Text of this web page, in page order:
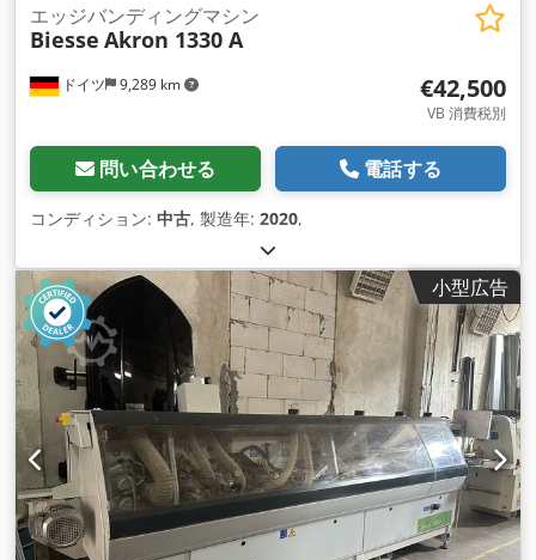
ドイツ 9,289 km
エッジバンディングマシン
Biesse Akron 1330 A
€42,500
VB 消費税別
問い合わせる 電話する
コンディション: 中古, 製造年: 2020,
小型広告